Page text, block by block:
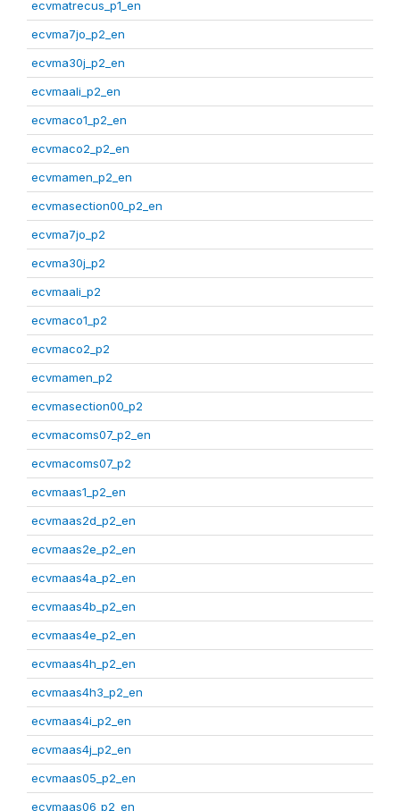
ecvmatrecus_p1_en
ecvma7jo_p2_en
ecvma30j_p2_en
ecvmaali_p2_en
ecvmaco1_p2_en
ecvmaco2_p2_en
ecvmamen_p2_en
ecvmasection00_p2_en
ecvma7jo_p2
ecvma30j_p2
ecvmaali_p2
ecvmaco1_p2
ecvmaco2_p2
ecvmamen_p2
ecvmasection00_p2
ecvmacoms07_p2_en
ecvmacoms07_p2
ecvmaas1_p2_en
ecvmaas2d_p2_en
ecvmaas2e_p2_en
ecvmaas4a_p2_en
ecvmaas4b_p2_en
ecvmaas4e_p2_en
ecvmaas4h_p2_en
ecvmaas4h3_p2_en
ecvmaas4i_p2_en
ecvmaas4j_p2_en
ecvmaas05_p2_en
ecvmaas06_p2_en